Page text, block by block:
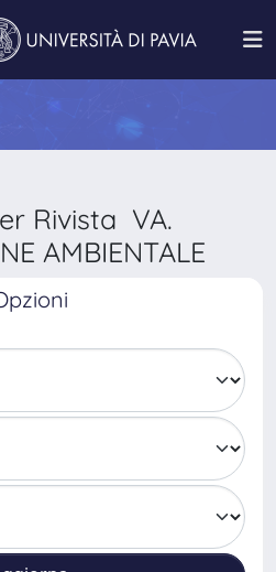
Rivista VA.
AMBIENTALE